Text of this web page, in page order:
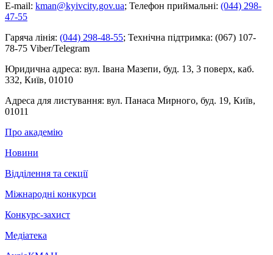
E-mail: kman@kyivcity.gov.ua; Телефон приймальні: (044) 298-
47-55
Гаряча лінія: (044) 298-48-55; Технічна підтримка: (067) 107-
78-75 Viber/Telegram
Юридична адреса: вул. Івана Мазепи, буд. 13, 3 поверх, каб.
332, Київ, 01010
Адреса для листування: вул. Панаса Мирного, буд. 19, Київ,
01011
Про академію
Новини
Відділення та секції
Міжнародні конкурси
Конкурс-захист
Медіатека